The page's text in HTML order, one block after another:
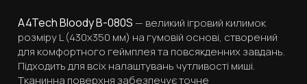
A4Tech Bloody B-080S — великий ігровий килимок
розміру L (430x350 мм) на гумовій основі, створений
для комфортного геймплея та повсякденних завдань.
Підходить для всіх налаштувань чутливості миші.
Тканинна поверхня забезпечує точне